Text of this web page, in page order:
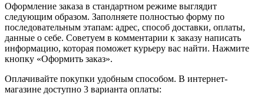
Оформление заказа в стандартном режиме выглядит
следующим образом. Заполняете полностью форму по
последовательным этапам: адрес, способ доставки, оплаты,
данные о себе. Советуем в комментарии к заказу написать
информацию, которая поможет курьеру вас найти. Нажмите
кнопку «Оформить заказ».
Оплачивайте покупки удобным способом. В интернет-
магазине доступно 3 варианта оплаты: